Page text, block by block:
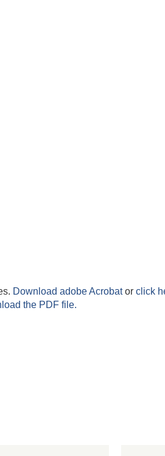
Download adobe Acrobator click
the PDF file.